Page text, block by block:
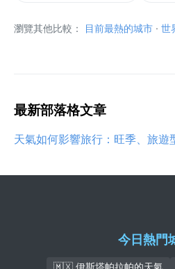
瀏覽其他比較： 目前最熱的城市 · 世
最新部落格文章
天氣如何影響旅行：旺季、旅遊
今日熱門